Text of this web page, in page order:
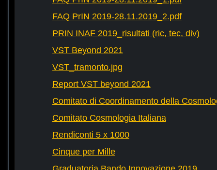
FAQ PrIN 2019-28.11.2019_2.pdf
PRIN INAF 2019_risultati (ric, tec, div)
VST Beyond 2021
VST_tramonto.jpg
Report VST beyond 2021
Comitato di Coordinamento della
Comitato Cosmologia Italiana
Rendiconti 5 x 1000
Cinque per Mille